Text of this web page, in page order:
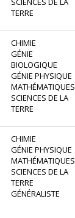
TERRE
CHIMIE
GÉNIE
BIOLOGIQUE
GÉNIE PHYSIQUE
MATHÉMATIQUES
SCIENCES DE LA
TERRE
CHIMIE
GÉNIE PHYSIQUE
MATHÉMATIQUES
SCIENCES DE LA
TERRE
GÉNÉRALISTE